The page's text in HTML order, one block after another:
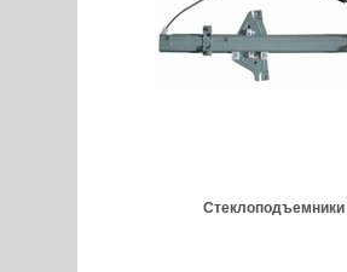
Стеклоподъемники